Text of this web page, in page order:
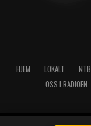
HJEM LOKALT NTB
OSS I RADIOEN